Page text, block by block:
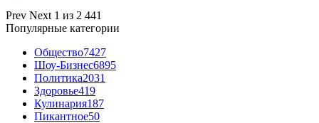
Prev Next 1 из 2 441
Популярные категории
Общество7427
Шоу-Бизнес6895
Политика2031
Здоровье419
Кулинария187
Пикантное50